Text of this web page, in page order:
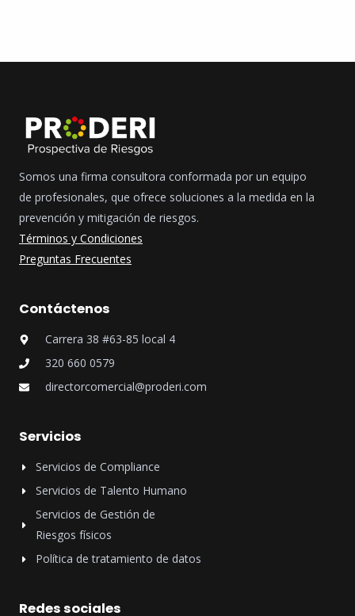
Somos una firma consultora conformada por un equipo
de profesionales, que ofrece soluciones a la medida en la
prevención y mitigación de riesgos.
Términos y Condiciones
Preguntas Frecuentes
Contáctenos
Carrera 38 #63-85 local 4
320 660 0579
directorcomercial@proderi.com
Servicios
Servicios de Compliance
Servicios de Talento Humano
Servicios de Gestión de
Riesgos físicos
Política de tratamiento de datos
Redes sociales